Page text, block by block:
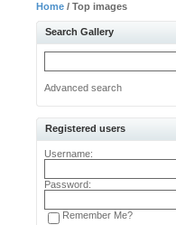
Home / Top images
Search Gallery
Advanced search
Registered users
Username:
Password:
Remember Me?